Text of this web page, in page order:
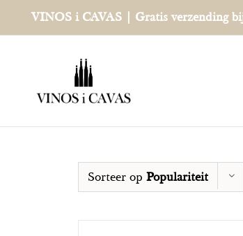
naar
VINOS i CAVAS | Gratis verzending
Sorteer op Populariteit